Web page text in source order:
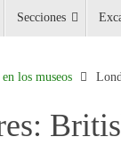
Secciones
los museos